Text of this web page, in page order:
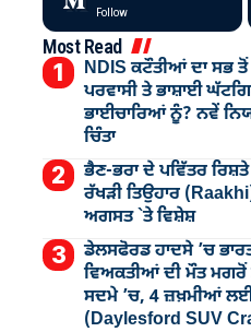
Follow
Most Read
NDIS ਕਟੌਤੀਆਂ ਦਾ ਸਭ ਤੋਂ
ਪਰਵਾਸੀ ਤੇ ਭਾਸ਼ਾਈ
ਭਾਈਚਾਰਿਆਂ ਨੂੰ? ਨਵੇਂ
ਚਿੰਤਾ
ਭੈਣ-ਭਰਾ ਦੇ ਪਵਿੱਤਰ ਰਿਸ਼ਤੇ
ਰੱਖੜੀ ਤਿਉਹਾਰ
ਅਗਸਤ `ਤੇ ਵਿਸ਼ੇਸ਼
ਡੇਲਸਫੋਰਡ ਹਾਦਸੇ ’ਚ
ਵਿਅਕਤੀਆਂ ਦੀ ਮੌਤ ਮਗਰੋਂ
ਸਦਮੇ ’ਚ, 4 ਜ਼ਖ਼ਮੀਆਂ
(Daylesford SUV